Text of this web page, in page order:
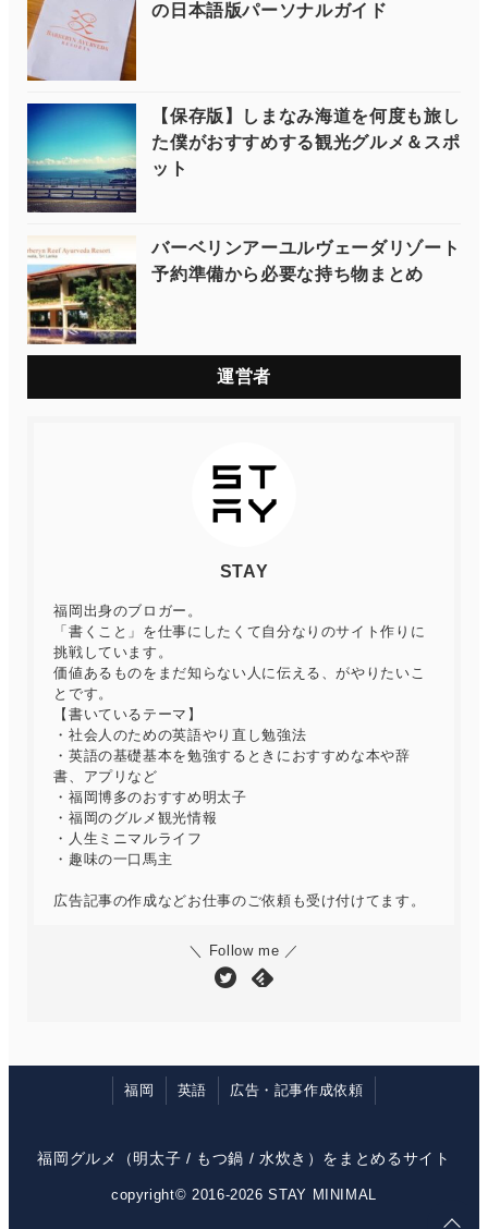
の日本語版パーソナルガイド
【保存版】しまなみ海道を何度も旅し
た僕がおすすめする観光グルメ＆スポ
ット
バーベリンアーユルヴェーダリゾート
予約準備から必要な持ち物まとめ
運営者
STAY
福岡出身のブロガー。
「書くこと」を仕事にしたくて自分なりのサイト作りに
挑戦しています。
価値あるものをまだ知らない人に伝える、がやりたいこ
とです。
【書いているテーマ】
・社会人のための英語やり直し勉強法
・英語の基礎基本を勉強するときにおすすめな本や辞
書、アプリなど
・福岡博多のおすすめ明太子
・福岡のグルメ観光情報
・人生ミニマルライフ
・趣味の一口馬主
広告記事の作成などお仕事のご依頼も受け付けてます。
＼ Follow me ／
福岡 英語 広告・記事作成依頼
福岡グルメ（明太子 / もつ鍋 / 水炊き）をまとめるサイト
copyright© 2016-2026 STAY MINIMAL